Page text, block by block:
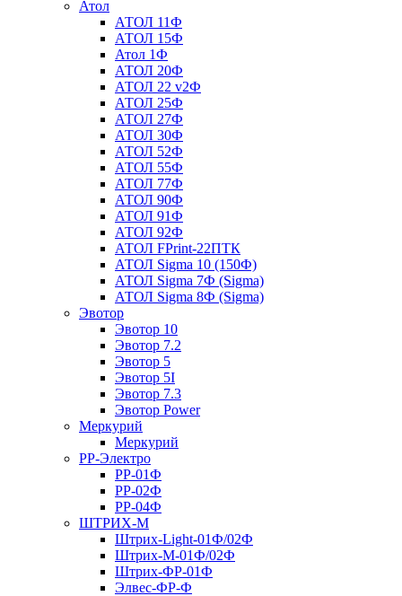
Атол
АТОЛ 11Ф
АТОЛ 15Ф
Атол 1Ф
АТОЛ 20Ф
АТОЛ 22 v2Ф
АТОЛ 25Ф
АТОЛ 27Ф
АТОЛ 30Ф
АТОЛ 52Ф
АТОЛ 55Ф
АТОЛ 77Ф
АТОЛ 90Ф
АТОЛ 91Ф
АТОЛ 92Ф
АТОЛ FPrint-22ПТК
АТОЛ Sigma 10 (150Ф)
АТОЛ Sigma 7Ф (Sigma)
АТОЛ Sigma 8Ф (Sigma)
Эвотор
Эвотор 10
Эвотор 7.2
Эвотор 5
Эвотор 5I
Эвотор 7.3
Эвотор Power
Меркурий
Меркурий
РР-Электро
РР-01Ф
РР-02Ф
РР-04Ф
ШТРИХ-М
Штрих-Light-01Ф/02Ф
Штрих-М-01Ф/02Ф
Штрих-ФР-01Ф
Элвес-ФР-Ф